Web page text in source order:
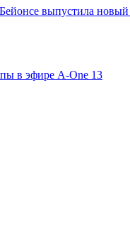
Бейонсе выпустила
в эфире A-One 13